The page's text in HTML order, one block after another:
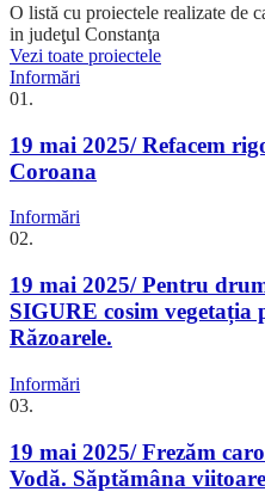
O listă cu proiectele realizate de
in judeţul Constanţa
Vezi toate proiectele
Informări
01.
19 mai 2025/ Refacem
Coroana
Informări
02.
19 mai 2025/ Pentru
SIGURE cosim vegetația
Răzoarele.
Informări
03.
19 mai 2025/ Frezăm
Vodă. Săptămâna